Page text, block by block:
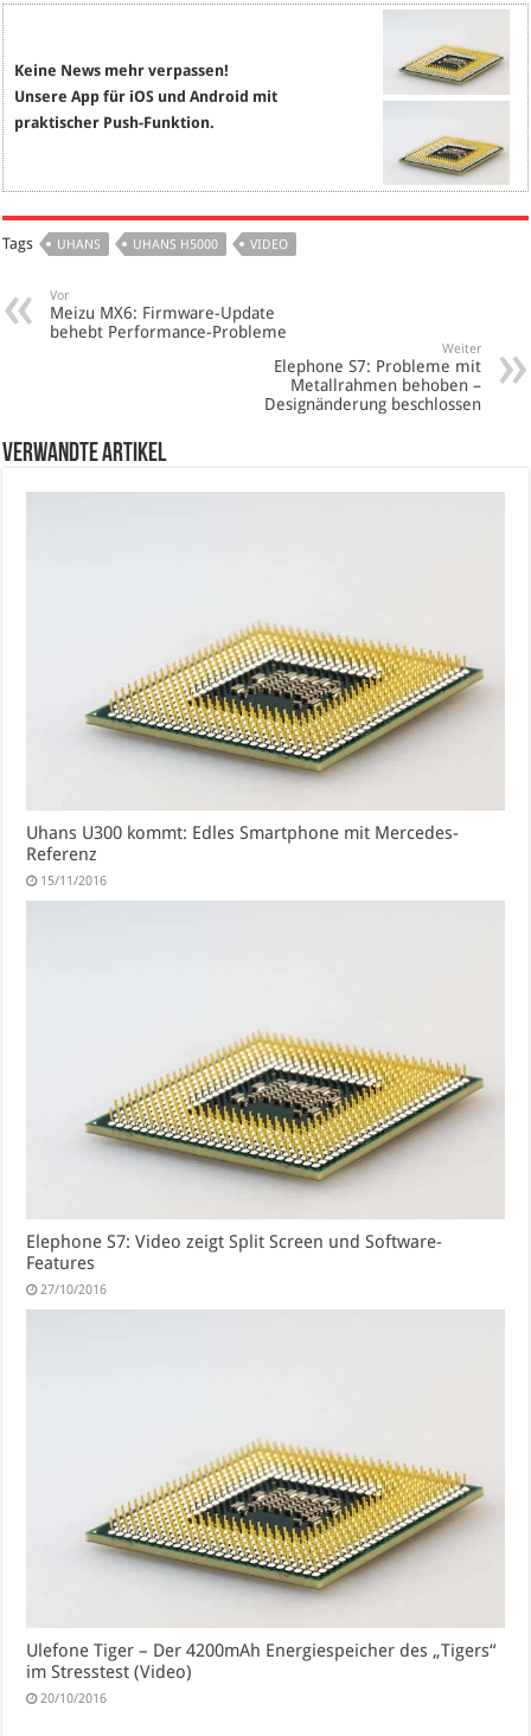
Keine News mehr verpassen!
Unsere App für iOS und Android mit
praktischer Push-Funktion.
Tags UHANS UHANS H5000 VIDEO
Vor
Meizu MX6: Firmware-Update
behebt Performance-Probleme
Weiter
Elephone S7: Probleme mit
Metallrahmen behoben –
Designänderung beschlossen
verwandte Artikel
Uhans U300 kommt: Edles Smartphone mit Mercedes-
Referenz
15/11/2016
Elephone S7: Video zeigt Split Screen und Software-
Features
27/10/2016
Ulefone Tiger – Der 4200mAh Energiespeicher des „Tigers“
im Stresstest (Video)
20/10/2016